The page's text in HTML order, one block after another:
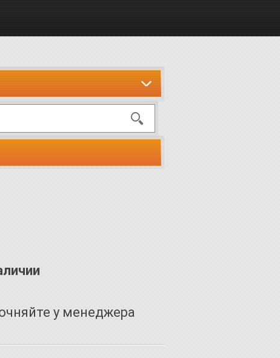
у менеджера